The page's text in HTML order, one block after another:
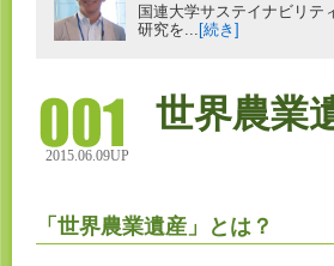
国連大学サステイナビリテ
研究を... [続き]
2015.06.09UP
世界農業
「世界農業遺産」とは？